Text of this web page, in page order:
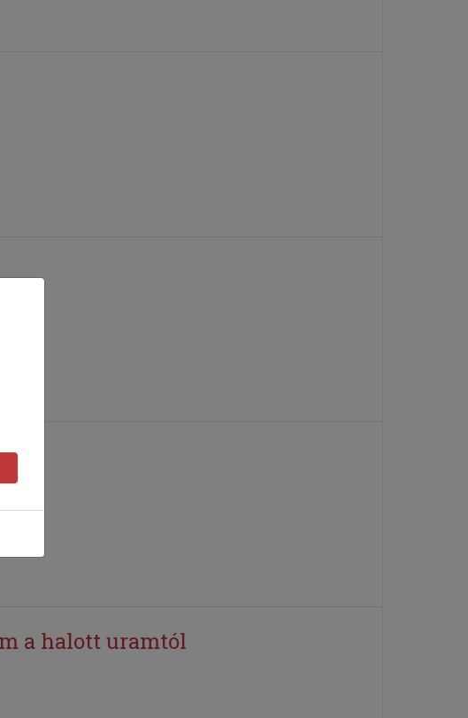
a halott uramtól